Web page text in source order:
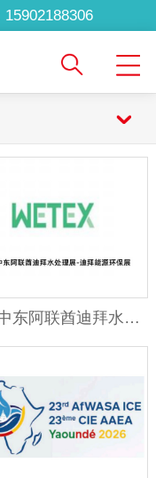
15902188306
2026中东阿联酋迪拜水处理展-迪拜能源环保展-迪拜水展